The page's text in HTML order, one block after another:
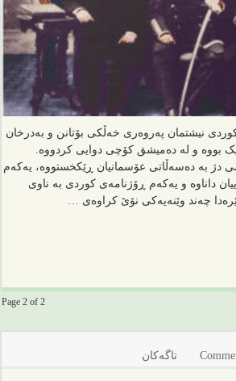
نیشتمان پەروەری خەڵکی بۆتانن و بەدرخان
بووە و لە دەمیشق کۆچی دوایی کردووە.
دژ بە دەسەڵاتی عۆسمانیان ڕێکخستووە، یەکەم
داناوە و یەکەم ڕۆژنامەی کوردی بە ناوی
چەند وێنەیەکی نۆێ کراوەی …
Page 2 of 2
تاگەکان